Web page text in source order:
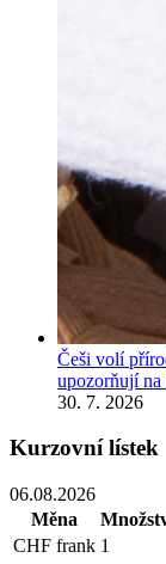
Češi volí
upozorňují
30. 7. 2026
Kurzovní lístek
06.08.2026
Měna
CHF frank 1